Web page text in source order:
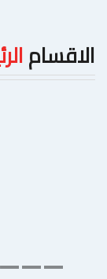
الاقسام